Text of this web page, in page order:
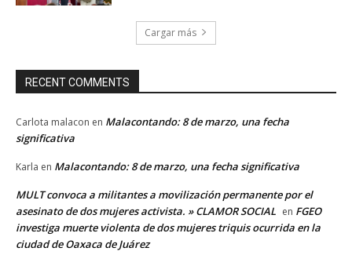
Cargar más
RECENT COMMENTS
Carlota malacon en Malacontando: 8 de marzo, una fecha
significativa
Karla en Malacontando: 8 de marzo, una fecha significativa
MULT convoca a militantes a movilización permanente por el
asesinato de dos mujeres activista. » CLAMOR SOCIAL en FGEO
investiga muerte violenta de dos mujeres triquis ocurrida en la
ciudad de Oaxaca de Juárez